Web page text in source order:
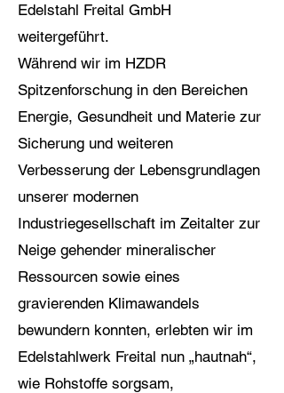
Edelstahl Freital GmbH
weitergeführt.
Während wir im HZDR
Spitzenforschung in den Bereichen
Energie, Gesundheit und Materie zur
Sicherung und weiteren
Verbesserung der Lebensgrundlagen
unserer modernen
Industriegesellschaft im Zeitalter zur
Neige gehender mineralischer
Ressourcen sowie eines
gravierenden Klimawandels
bewundern konnten, erlebten wir im
Edelstahlwerk Freital nun „hautnah“,
wie Rohstoffe sorgsam,